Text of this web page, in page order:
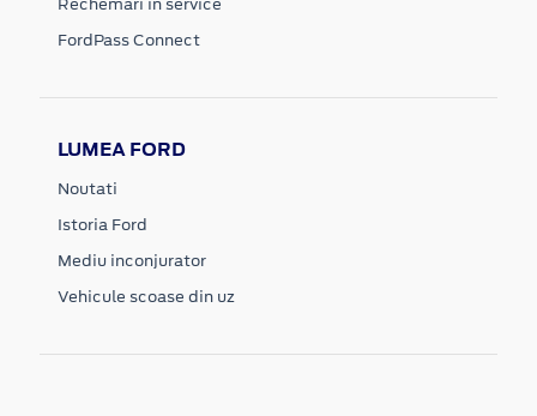
FordPass Connect
LUMEA FORD
Noutati
Istoria Ford
Mediu inconjurator
Vehicule scoase din uz